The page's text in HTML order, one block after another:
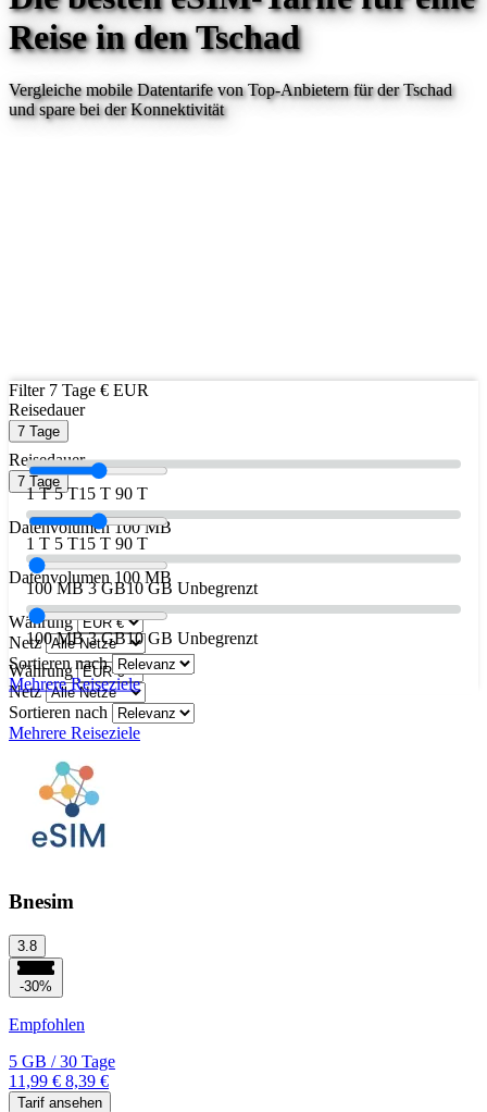
Reisein den Tschad
Vergleiche mobile Datentarife von Top-Anbietern fürder Tschad
und spare bei der Konnektivität
Filter 7 Tage € EUR
Reisedauer
7 Tage
1 T 5 T15 T 90 T
Datenvolumen 100 MB
100 MB 3 GB10 GB Unbegrenzt
Währung
Netz
Sortieren nach
Mehrere Reiseziele
Reisedauer
7 Tage
1 T 5 T15 T 90 T
Datenvolumen 100 MB
100 MB 3 GB10 GB Unbegrenzt
Währung
Netz
Sortieren nach
Mehrere Reiseziele
Bnesim
3.8
-30%
Empfohlen
5 GB /30 Tage
11,99 € 8,39 €
Tarif ansehen